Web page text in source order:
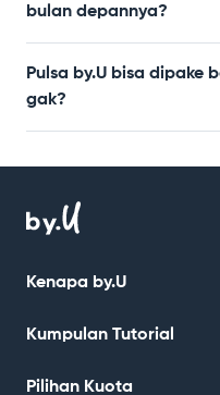
bulan depannya?
Pulsa by.U bisa dipake
gak?
Kenapa by.U
Kumpulan Tutorial
Pilihan Kuota